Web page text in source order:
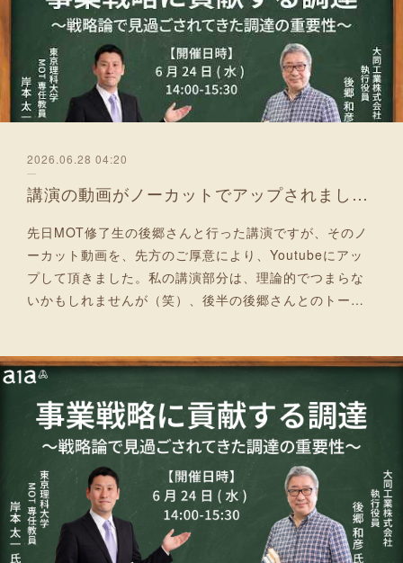
2026.06.28 04:20
講演の動画がノーカットでアップされました！
先日MOT修了生の後郷さんと行った講演ですが、そのノ
ーカット動画を、先方のご厚意により、Youtubeにアッ
プして頂きました。私の講演部分は、理論的でつまらな
いかもしれませんが（笑）、後半の後郷さんとのトー…